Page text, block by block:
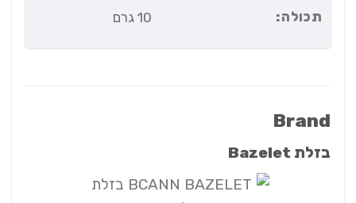
תכולה: 10 גרם
Brand
בזלת Bazelet